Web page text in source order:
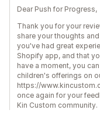
Dear Push for Progress,
Thank you for your
share your thoughts
you've had great
Shopify app, and that
have a moment, you
children's offerings on
https://
once again for your
Kin Custom community.